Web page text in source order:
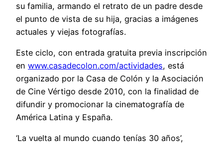
su familia, armando el retrato de un padre desde
el punto de vista de su hija, gracias a imágenes
actuales y viejas fotografías.
Este ciclo, con entrada gratuita previa inscripción
en www.casadecolon.com/actividades, está
organizado por la Casa de Colón y la Asociación
de Cine Vértigo desde 2010, con la finalidad de
difundir y promocionar la cinematografía de
América Latina y España.
‘La vuelta al mundo cuando tenías 30 años’,